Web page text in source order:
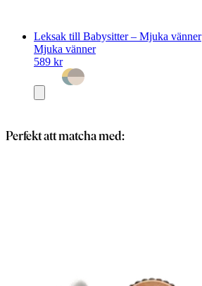
Leksak till Babysitter – Mjuka vänner
Mjuka vänner
589 kr
i
Perfekt att matcha med: